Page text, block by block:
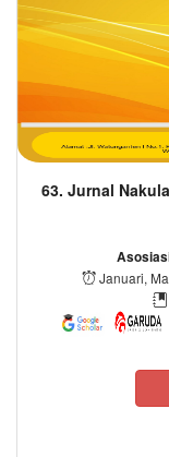
63. Jurnal
Januari,